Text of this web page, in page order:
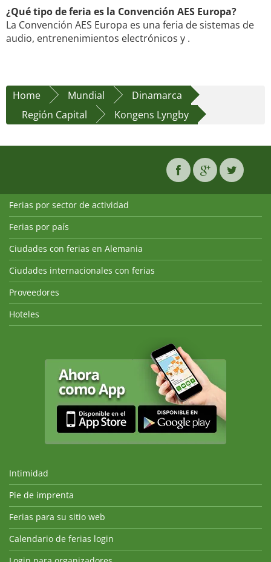
¿Qué tipo de feria es la Convención AES Europa?
La Convención AES Europa es una feria de sistemas de
audio, entrenenimientos electrónicos y .
Home Mundial
Dinamarca
Región Capital
Kongens Lyngby
Ferias por sector de actividad
Ferias por país
Ciudades con ferias en Alemania
Ciudades internacionales con ferias
Proveedores
Hoteles
Intimidad
Pie de imprenta
Ferias para su sitio web
Calendario de ferias login